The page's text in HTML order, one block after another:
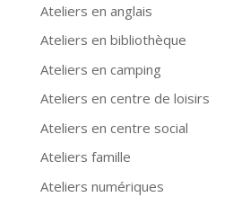
Ateliers en anglais
Ateliers en bibliothèque
Ateliers en camping
Ateliers en centre de loisirs
Ateliers en centre social
Ateliers famille
Ateliers numériques